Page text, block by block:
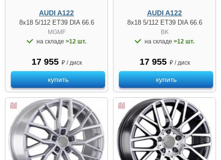
AUDI A122
8x18 5/112 ET39 DIA 66.6
MGMF
на складе >12 шт.
17 955 ₽ / диск
купить
AUDI A122
8x18 5/112 ET39 DIA 66.6
BK
на складе >12 шт.
17 955 ₽ / диск
купить